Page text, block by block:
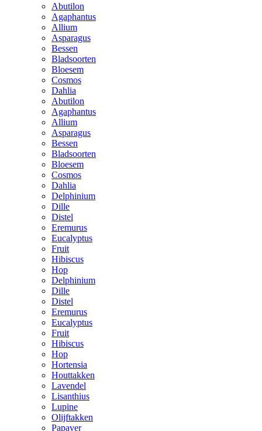
Abutilon
Agaphantus
Allium
Asparagus
Bessen
Bladsoorten
Bloesem
Cosmos
Dahlia
Abutilon
Agaphantus
Allium
Asparagus
Bessen
Bladsoorten
Bloesem
Cosmos
Dahlia
Delphinium
Dille
Distel
Eremurus
Eucalyptus
Fruit
Hibiscus
Hop
Delphinium
Dille
Distel
Eremurus
Eucalyptus
Fruit
Hibiscus
Hop
Hortensia
Houttakken
Lavendel
Lisanthius
Lupine
Olijftakken
Papaver